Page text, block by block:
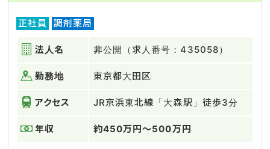
正社員 調剤薬局
法人名 非公開（求人番号：435058）
勤務地 東京都大田区
アクセス JR京浜東北線「大森駅」徒歩3分
年収 約450万円～500万円